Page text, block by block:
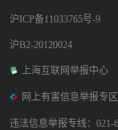
沪ICP备11033765号-9
沪B2-20120024
上海互联网举报中心
网上有害信息举报专区
违法信息举报专线：021-